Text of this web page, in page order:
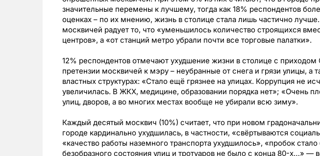
значительные перемены к лучшему, тогда как 18% респондентов
оценках – по их мнению, жизнь в столице стала лишь частично
москвичей радует то, что «уменьшилось количество строящихся
центров», а «от станций метро убрали почти все торговые палатки».
12% респондентов отмечают ухудшение жизни в столице с
претензии москвичей к мэру – неубранные от снега и грязи улицы, а
властных структурах: «Стало ещё грязнее на улицах. Коррупция не
увеличилась. В ЖКХ, медицине, образовании порядка нет»; «Очень
улиц, дворов, а во многих местах вообще не убирали всю зиму».
Каждый десятый москвич (10%) считает, что при новом
городе кардинально ухудшилась, в частности, «свёртываются
«качество работы наземного транспорта ухудшилось», «пробок
безобразного состояния улиц и тротуаров не было с конца 80-х…» —